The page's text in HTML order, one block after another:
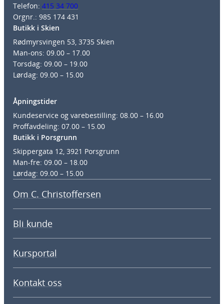
Telefon: 415 34 700
Orgnr.: 985 174 431
Butikk i Skien
Rødmyrsvingen 53, 3735 Skien
Man-ons: 09.00 – 17.00
Torsdag: 09.00 – 19.00
Lørdag: 09.00 – 15.00
Åpningstider
Kundeservice og varebestilling: 08.00 – 16.00
Proffavdeling: 07.00 – 15.00
Butikk i Porsgrunn
Skippergata 12, 3921 Porsgrunn
Man-fre: 09.00 – 18.00
Lørdag: 09.00 – 15.00
Om C. Christoffersen
Bli kunde
Kursportal
Kontakt oss